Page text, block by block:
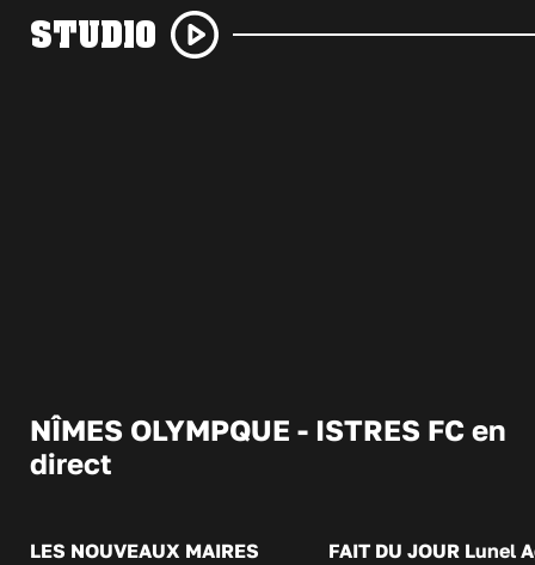
STUDIO
NÎMES OLYMPQUE - ISTRES FC en
direct
LES NOUVEAUX MAIRES
FAIT DU JOUR Lunel